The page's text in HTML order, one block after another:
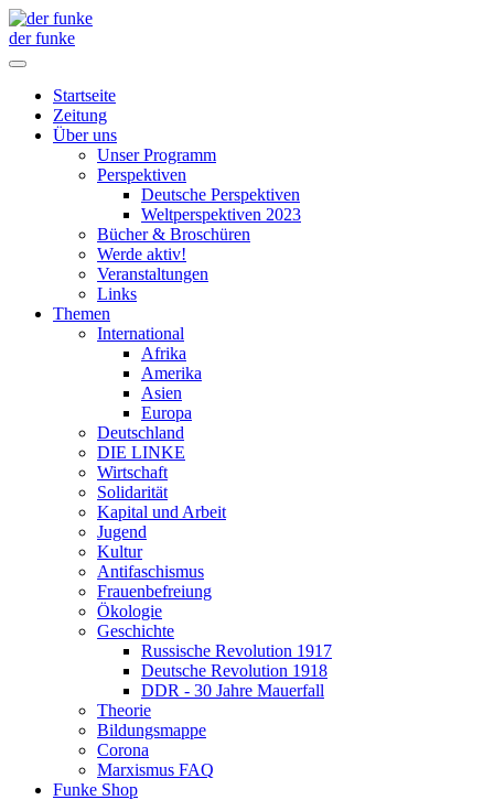
der funke
Startseite
Zeitung
Über uns
Unser Programm
Perspektiven
Deutsche Perspektiven
Weltperspektiven 2023
Bücher & Broschüren
Werde aktiv!
Veranstaltungen
Links
Themen
International
Afrika
Amerika
Asien
Europa
Deutschland
DIE LINKE
Wirtschaft
Solidarität
Kapital und Arbeit
Jugend
Kultur
Antifaschismus
Frauenbefreiung
Ökologie
Geschichte
Russische Revolution 1917
Deutsche Revolution 1918
DDR - 30 Jahre Mauerfall
Theorie
Bildungsmappe
Corona
Marxismus FAQ
Funke Shop